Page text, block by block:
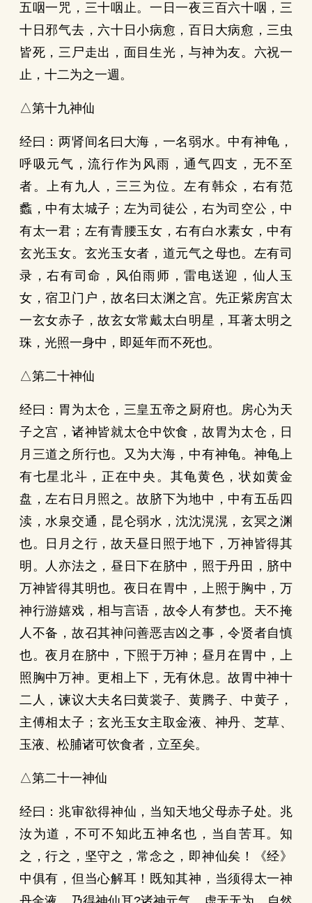
五咽一咒，三十咽止。一日一夜三百六十咽，三
十日邪气去，六十日小病愈，百日大病愈，三虫
皆死，三尸走出，面目生光，与神为友。六祝一
止，十二为之一週。
△第十九神仙
经曰：两肾间名曰大海，一名弱水。中有神龟，
呼吸元气，流行作为风雨，通气四支，无不至
者。上有九人，三三为位。左有韩众，右有范
蠡，中有太城子；左为司徒公，右为司空公，中
有太一君；左有青腰玉女，右有白水素女，中有
玄光玉女。玄光玉女者，道元气之母也。左有司
录，右有司命，风伯雨师，雷电送迎，仙人玉
女，宿卫门户，故名曰太渊之宫。先正紫房宫太
一玄女赤子，故玄女常戴太白明星，耳著太明之
珠，光照一身中，即延年而不死也。
△第二十神仙
经曰：胃为太仓，三皇五帝之厨府也。房心为天
子之宫，诸神皆就太仓中饮食，故胃为太仓，日
月三道之所行也。又为大海，中有神龟。神龟上
有七星北斗，正在中央。其龟黄色，状如黄金
盘，左右日月照之。故脐下为地中，中有五岳四
渎，水泉交通，昆仑弱水，沈沈滉滉，玄冥之渊
也。日月之行，故天昼日照于地下，万神皆得其
明。人亦法之，昼日下在脐中，照于丹田，脐中
万神皆得其明也。夜日在胃中，上照于胸中，万
神行游嬉戏，相与言语，故令人有梦也。天不掩
人不备，故召其神问善恶吉凶之事，令贤者自慎
也。夜月在脐中，下照于万神；昼月在胃中，上
照胸中万神。更相上下，无有休息。故胃中神十
二人，谏议大夫名曰黄裳子、黄腾子、中黄子，
主傅相太子；玄光玉女主取金液、神丹、芝草、
玉液、松脯诸可饮食者，立至矣。
△第二十一神仙
经曰：兆审欲得神仙，当知天地父母赤子处。兆
汝为道，不可不知此五神名也，当自苦耳。知
之，行之，坚守之，常念之，即神仙矣！《经》
中俱有，但当心解耳！既知其神，当须得太一神